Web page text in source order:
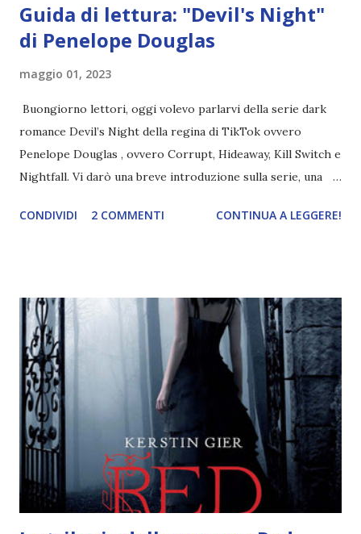
Guida di lettura: "Devil's Night"
di Penelope Douglas
maggio 01, 2023
Buongiorno lettori, oggi volevo parlarvi della serie dark
romance Devil’s Night della regina di TikTok ovvero
Penelope Douglas , ovvero Corrupt, Hideaway, Kill Switch e
Nightfall. Vi darò una breve introduzione sulla serie, una
e anche un breve commento sui libri singoli. I libri sono in
grande (Devil's Night 1#) Autrice : Penelope Douglas
Pagine: 448 Editore: Newton Compton Editori
Pubblicazione: 10 Gennaio 2023 Traduttore: Laura Lancini
Trama: “Si chiama Michael Crist. È il fratello maggiore del
mio ragazzo ed è come quei film dell'orrore che guardi
coprendoti gli occhi. È bellissimo, forte, e assolutamente
terrificante. Non mi vede neppure. Ma io l'ho notato. L'ho
visto, l'ho sentito. Le cose che ha fatto, i misfatti ch...
CONDIVIDI 2 COMMENTI CONTINUA A LEGGERE!